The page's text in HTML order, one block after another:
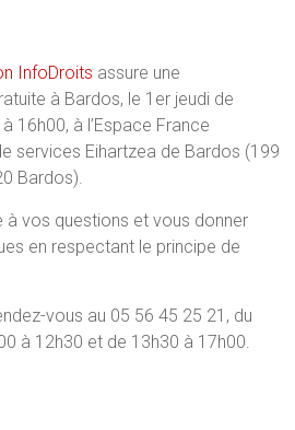
InfoDroits assure une
à Bardos, le 1er jeudi de
16h00, à l’Espace France
services Eihartzea de Bardos (199
Bardos).
à vos questions et vous donner
en respectant le principe de
vous au 05 56 45 25 21, du
à 12h30 et de 13h30 à 17h00.